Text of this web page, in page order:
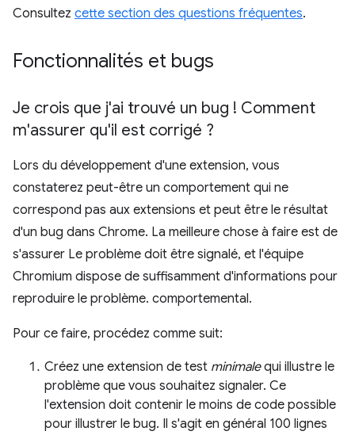
Consultez cette section des questions fréquentes.
Fonctionnalités et bugs
Je crois que j'ai trouvé un bug ! Comment
m'assurer qu'il est corrigé ?
Lors du développement d'une extension, vous
constaterez peut-être un comportement qui ne
correspond pas aux extensions et peut être le résultat
d'un bug dans Chrome. La meilleure chose à faire est de
s'assurer Le problème doit être signalé, et l'équipe
Chromium dispose de suffisamment d'informations pour
reproduire le problème. comportemental.
Pour ce faire, procédez comme suit:
Créez une extension de test minimalequi illustre le
problème que vous souhaitez signaler. Ce
l'extension doit contenir le moins de code possible
pour illustrer le bug. Il s'agit en général 100 lignes